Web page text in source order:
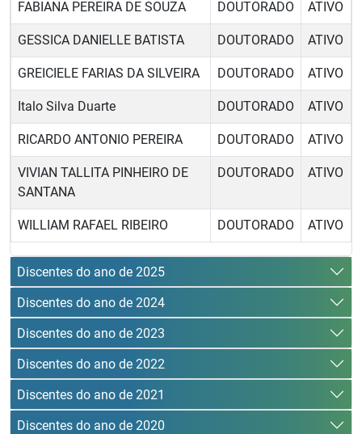
FABIANA PEREIRA DE SOUZA DOUTORADO ATIVO
GESSICA DANIELLE BATISTA DOUTORADO ATIVO
GREICIELE FARIAS DA SILVEIRA DOUTORADO ATIVO
Italo Silva Duarte DOUTORADO ATIVO
RICARDO ANTONIO PEREIRA DOUTORADO ATIVO
VIVIAN TALLITA PINHEIRO DE
SANTANA
DOUTORADO ATIVO
WILLIAM RAFAEL RIBEIRO DOUTORADO ATIVO
Discentes do ano de 2025
Discentes do ano de 2024
Discentes do ano de 2023
Discentes do ano de 2022
Discentes do ano de 2021
Discentes do ano de 2020